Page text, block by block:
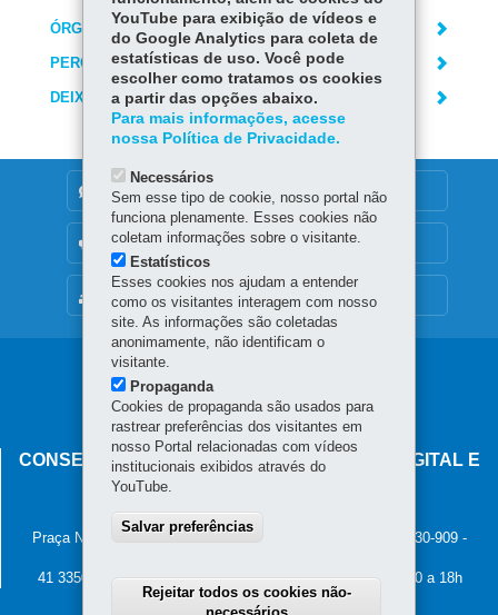
ÓRGÃO RESPONSÁVEL
PERGUNTAS FREQUENTES
DEIXE SUA OPINIÃO
MAPA DO SITE
DENUNCIE CORRUPÇÃO
OUVIDORIA
Navegação
principal
CONSELHO ESTADUAL DE GOVERNANÇA DIGITAL E
SEGURANÇA DA INFORMAÇÃO
Palácio Iguaçu
Praça Nossa Senhora de Salette, s/n - Centro Cívico
80.530-909 -
41 3350-2400 - Horário de atendimento: 8h30 a 12h e 13h30 a 18h
YouTube para exibição de vídeos e
do Google Analytics para coleta de
estatísticas de uso. Você pode
escolher como tratamos os cookies
a partir das opções abaixo.
Para mais informações, acesse
nossa Política de Privacidade.
Necessários
Sem esse tipo de cookie, nosso portal não
funciona plenamente. Esses cookies não
coletam informações sobre o visitante.
Estatísticos
Esses cookies nos ajudam a entender
como os visitantes interagem com nosso
site. As informações são coletadas
anonimamente, não identificam o
visitante.
Propaganda
Cookies de propaganda são usados para
rastrear preferências dos visitantes em
nosso Portal relacionadas com vídeos
institucionais exibidos através do
YouTube.
Salvar preferências
Rejeitar todos os cookies não-